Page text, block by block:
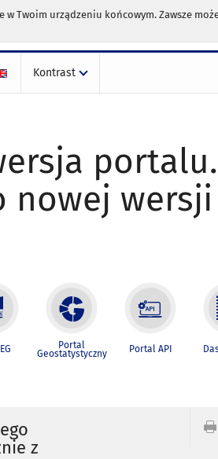
Twoim urządzeniu końcowym. Zawsze
Kontrast
nowej wersji
Portal
Geostatystyczny Portal API
z